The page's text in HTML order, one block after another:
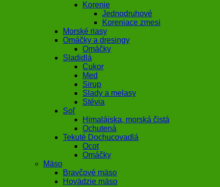
Korenie
Jednodruhové
Koreniace zmesi
Morské riasy
Omáčky a dresingy
Omáčky
Sladidlá
Cukor
Med
Sirup
Slady a melasy
Stévia
Soľ
Himalájska, morská čistá
Ochutená
Tekuté Dochucovadlá
Ocot
Omáčky
Mäso
Bravčové mäso
Hovädzie mäso